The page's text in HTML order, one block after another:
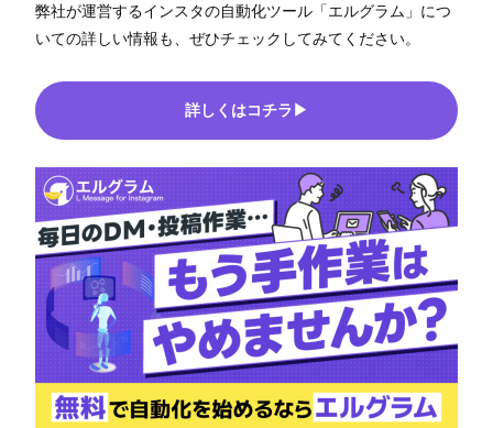
弊社が運営するインスタの自動化ツール「エルグラム」につ
いての詳しい情報も、ぜひチェックしてみてください。
詳しくはコチラ▶